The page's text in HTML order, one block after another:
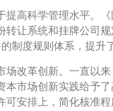
提高科学管理水平。
转让系统和挂牌公司
制度规则体系，提
场改革创新。一直以
本市场创新实践给予
可安排上，简化核准